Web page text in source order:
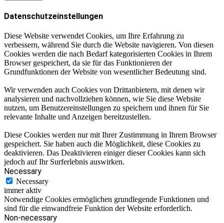
Datenschutzeinstellungen
Diese Website verwendet Cookies, um Ihre Erfahrung zu
verbessern, während Sie durch die Website navigieren. Von diesen
Cookies werden die nach Bedarf kategorisierten Cookies in Ihrem
Browser gespeichert, da sie für das Funktionieren der
Grundfunktionen der Website von wesentlicher Bedeutung sind.
Wir verwenden auch Cookies von Drittanbietern, mit denen wir
analysieren und nachvollziehen können, wie Sie diese Website
nutzen, um Benutzereinstellungen zu speichern und ihnen für Sie
relevante Inhalte und Anzeigen bereitzustellen.
Diese Cookies werden nur mit Ihrer Zustimmung in Ihrem Browser
gespeichert. Sie haben auch die Möglichkeit, diese Cookies zu
deaktivieren. Das Deaktivieren einiger dieser Cookies kann sich
jedoch auf Ihr Surferlebnis auswirken.
Necessary
Necessary
immer aktiv
Notwendige Cookies ermöglichen grundlegende Funktionen und
sind für die einwandfreie Funktion der Website erforderlich.
Non-necessary